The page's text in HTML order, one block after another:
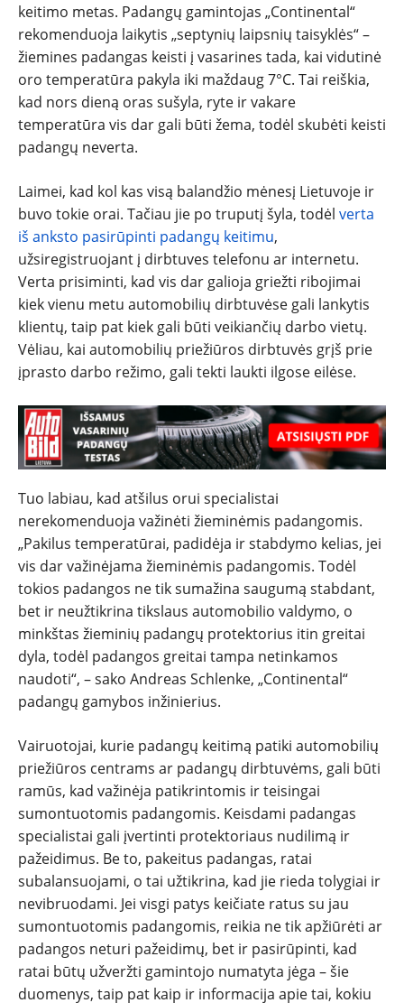
REPORTAŽAI
SPORTAS
PATARIMAI
ĮVAIRENYBĖS
keitimo metas. Padangų gamintojas „Continental“
rekomenduoja laikytis „septynių laipsnių taisyklės“ –
žiemines padangas keisti į vasarines tada, kai vidutinė
oro temperatūra pakyla iki maždaug 7°C. Tai reiškia,
kad nors dieną oras sušyla, ryte ir vakare
temperatūra vis dar gali būti žema, todėl skubėti keisti
padangų neverta.
Laimei, kad kol kas visą balandžio mėnesį Lietuvoje ir
buvo tokie orai. Tačiau jie po truputį šyla, todėl verta
iš anksto pasirūpinti padangų keitimu,
užsiregistruojant į dirbtuves telefonu ar internetu.
Verta prisiminti, kad vis dar galioja griežti ribojimai
kiek vienu metu automobilių dirbtuvėse gali lankytis
klientų, taip pat kiek gali būti veikiančių darbo vietų.
Vėliau, kai automobilių priežiūros dirbtuvės grįš prie
įprasto darbo režimo, gali tekti laukti ilgose eilėse.
Tuo labiau, kad atšilus orui specialistai
nerekomenduoja važinėti žieminėmis padangomis.
„Pakilus temperatūrai, padidėja ir stabdymo kelias, jei
vis dar važinėjama žieminėmis padangomis. Todėl
tokios padangos ne tik sumažina saugumą stabdant,
bet ir neužtikrina tikslaus automobilio valdymo, o
minkštas žieminių padangų protektorius itin greitai
dyla, todėl padangos greitai tampa netinkamos
naudoti“, – sako Andreas Schlenke, „Continental“
padangų gamybos inžinierius.
Vairuotojai, kurie padangų keitimą patiki automobilių
priežiūros centrams ar padangų dirbtuvėms, gali būti
ramūs, kad važinėja patikrintomis ir teisingai
sumontuotomis padangomis. Keisdami padangas
specialistai gali įvertinti protektoriaus nudilimą ir
pažeidimus. Be to, pakeitus padangas, ratai
subalansuojami, o tai užtikrina, kad jie rieda tolygiai ir
nevibruodami. Jei visgi patys keičiate ratus su jau
sumontuotomis padangomis, reikia ne tik apžiūrėti ar
padangos neturi pažeidimų, bet ir pasirūpinti, kad
ratai būtų užveržti gamintojo numatyta jėga – šie
duomenys, taip pat kaip ir informacija apie tai, kokiu